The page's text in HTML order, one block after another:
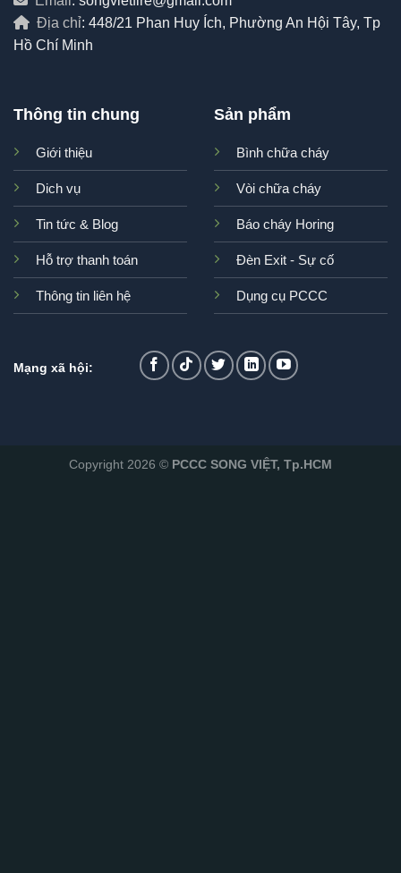
Địa chỉ: 448/21 Phan Huy Ích, Phường An Hội Tây, Tp
Hồ Chí Minh
Thông tin chung
Giới thiệu
Dich vụ
Tin tức & Blog
Hỗ trợ thanh toán
Thông tin liên hệ
Sản phẩm
Bình chữa cháy
Vòi chữa cháy
Báo cháy Horing
Đèn Exit - Sự cố
Dụng cụ PCCC
Mạng xã hội:
Copyright 2026 © PCCC SONG VIỆT, Tp.HCM